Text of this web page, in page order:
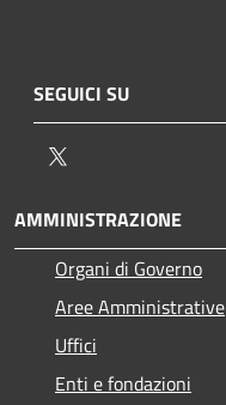
SEGUICI SU
AMMINISTRAZIONE
Organi di Governo
Aree Amministrative
Uffici
Enti e fondazioni